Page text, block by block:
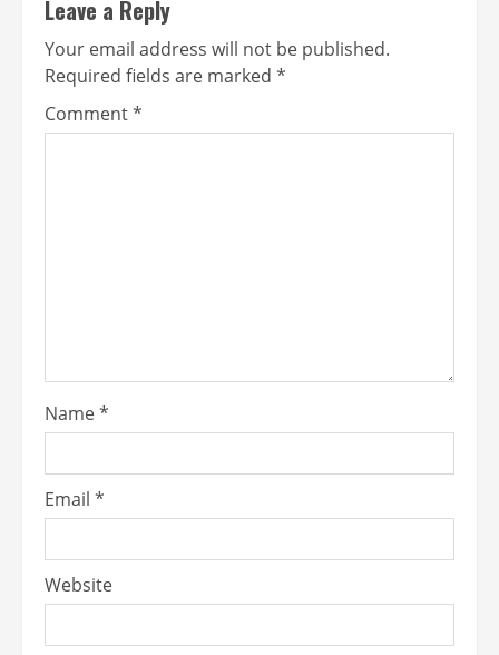
Leave a Reply
Your email address will not be published.
Required fields are marked *
Comment*
Name*
Email *
Website